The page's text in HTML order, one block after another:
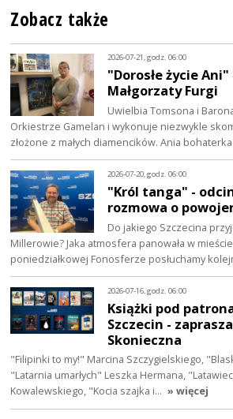
Zobacz także
2026-07-21, godz. 06:00
"Dorosłe życie
Małgorzaty Furgi
Uwielbia Tomsona i
Orkiestrze Gamelan i wykonuje niezwykle
złożone z małych diamencików. Ania
2026-07-20, godz. 06:00
"Król tanga" -
rozmowa o
Do jakiego Szczecina
Millerowie? Jaka atmosfera panowała w
poniedziałkowej Fonosferze posłuchamy
2026-07-16, godz. 06:00
Książki pod
Szczecin -
Skonieczna
"Filipinki to my!" Marcina Szczygielskiego,
"Latarnia umarłych" Leszka Hermana,
Kowalewskiego, "Kocia szajka i… » więcej